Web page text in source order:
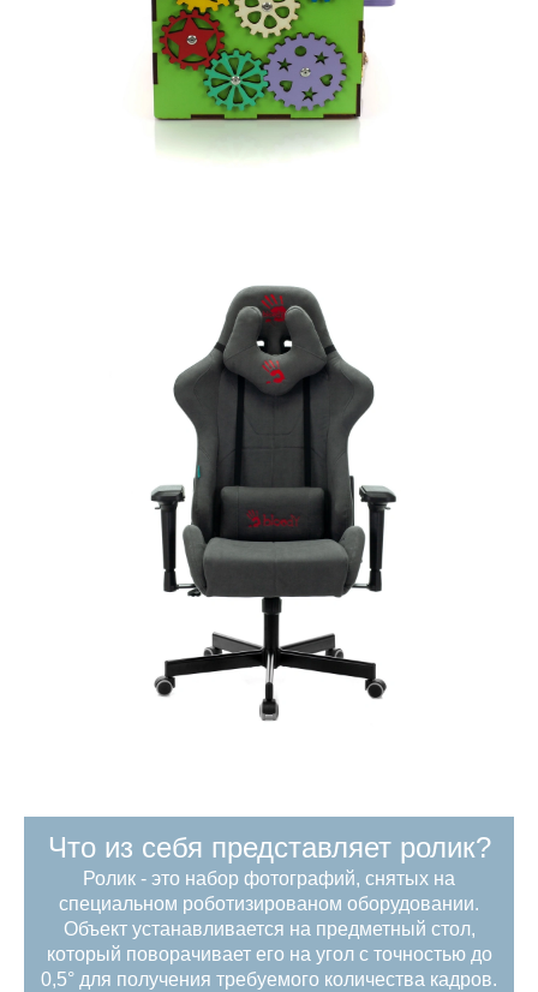
Что из себя представляет ролик?
Ролик - это набор фотографий, снятых на
специальном роботизированом оборудовании.
Объект устанавливается на предметный стол,
который поворачивает его на угол с точностью до
0,5° для получения требуемого количества кадров.